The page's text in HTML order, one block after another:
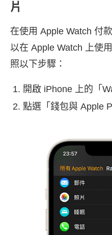
片
在使用 Apple Watch 付
以在 Apple Watch 上使
照以下步驟：
開啟 iPhone 上的「
點選「錢包與 Apple